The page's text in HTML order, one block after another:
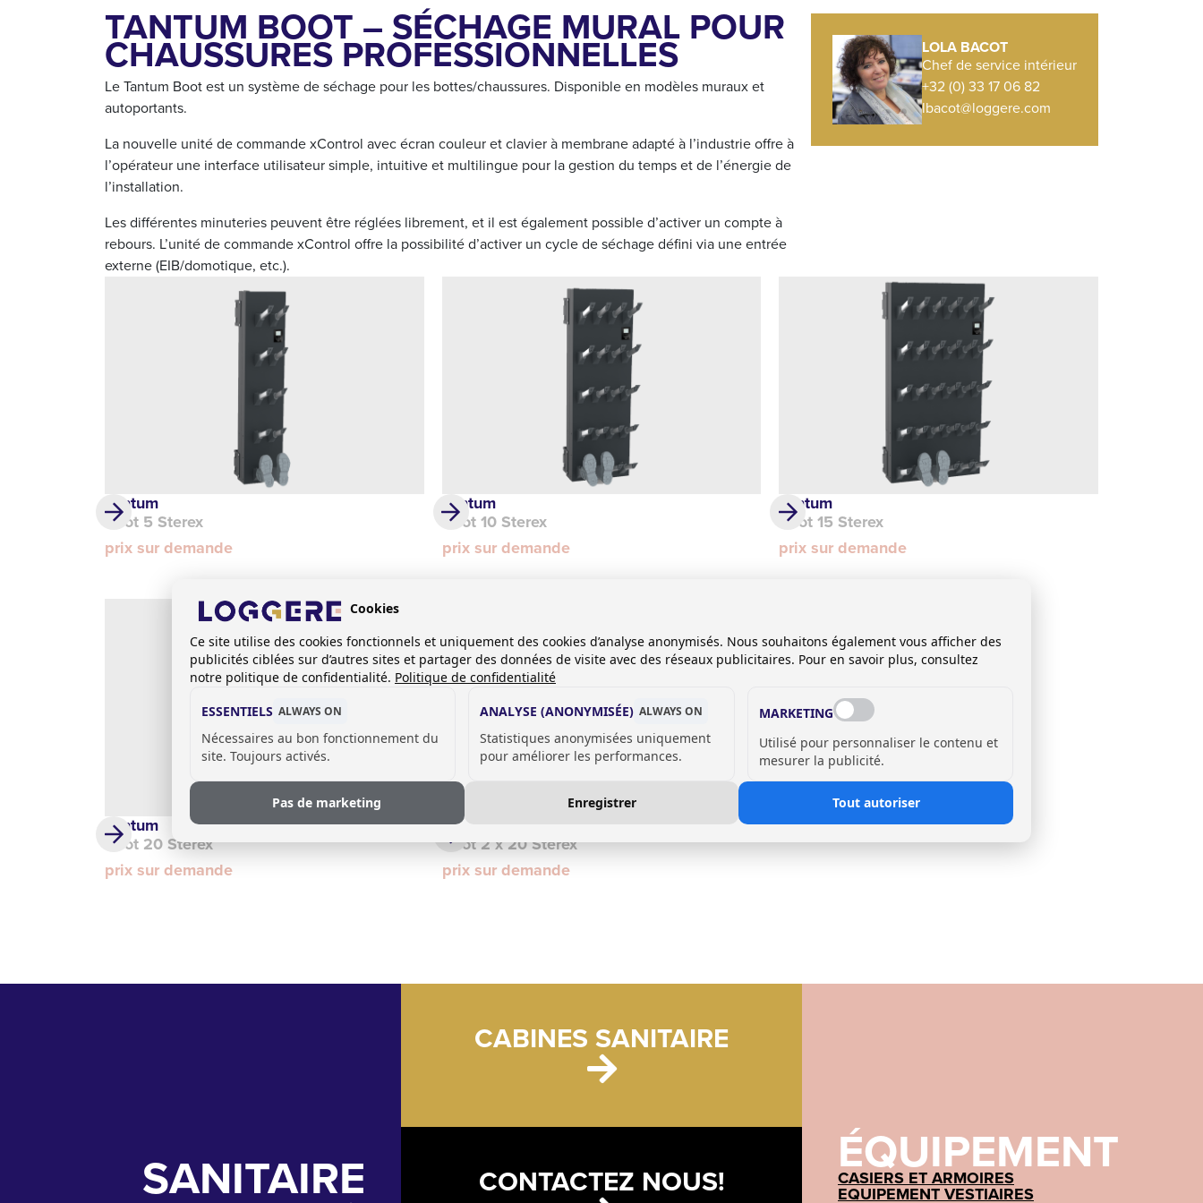
TANTUM BOOT – SÉCHAGE MURAL POUR
CHAUSSURES PROFESSIONNELLES
Le Tantum Boot est un système de séchage pour les bottes/chaussures. Disponible en modèles muraux et
autoportants.
La nouvelle unité de commande xControl avec écran couleur et clavier à membrane adapté à l’industrie offre à
l’opérateur une interface utilisateur simple, intuitive et multilingue pour la gestion du temps et de l’énergie de
l’installation.
Les différentes minuteries peuvent être réglées librement, et il est également possible d’activer un compte à
rebours. L’unité de commande xControl offre la possibilité d’activer un cycle de séchage défini via une entrée
externe (EIB/domotique, etc.).
LOLA BACOT
Chef de service intérieur
+32 (0) 33 17 06 82
lbacot@loggere.com
Tantum
Boot 5 Sterex
prix sur demande
Tantum
Boot 10 Sterex
prix sur demande
Tantum
Boot 15 Sterex
prix sur demande
Tantum
Boot 20 Sterex
prix sur demande
Tantum
Boot 2 x 20 Sterex
prix sur demande
SANITAIRE
CABINES SANITAIRE
CONTACTEZ NOUS! ÉQUIPEMENT
CASIERS ET ARMOIRES
EQUIPEMENT VESTIAIRES
Cookies
Ce site utilise des cookies fonctionnels et uniquement des cookies d’analyse anonymisés. Nous souhaitons également vous afficher des
publicités ciblées sur d’autres sites et partager des données de visite avec des réseaux publicitaires. Pour en savoir plus, consultez
notre politique de confidentialité. Politique de confidentialité
ESSENTIELS ALWAYS ON
Nécessaires au bon fonctionnement du
site. Toujours activés.
ANALYSE (ANONYMISÉE) ALWAYS ON
Statistiques anonymisées uniquement
pour améliorer les performances.
MARKETING
Utilisé pour personnaliser le contenu et
mesurer la publicité.
Pas de marketing Enregistrer Tout autoriser